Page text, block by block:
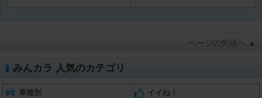
ページの先頭へ ▲
みんカラ 人気のカテゴリ
車種別 イイね！